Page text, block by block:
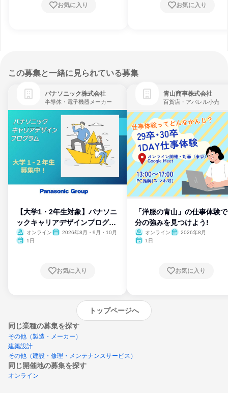
お気に入り お気に入り
この募集と一緒に見られている募集
パナソニック株式会社
半導体・電子機器メーカー
【大学1・2年生対象】パナソニ
ックキャリアデザインプログラ
ム
オンライン
2026年8月・9月・10月
1日
お気に入り
青山商事株式会社
百貨店・アパレル小売
「洋服の青山」の仕事体験
分の強みを見つけよう!
オンライン
2026年8月
1日
お気に入り
トップページへ
同じ業種の募集を探す
その他（製造・メーカー）
建築設計
その他（建設・修理・メンテナンスサービス）
同じ開催地の募集を探す
オンライン